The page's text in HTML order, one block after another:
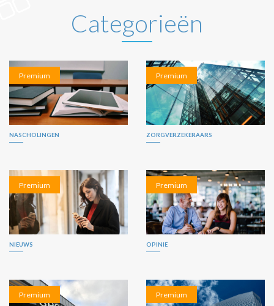
Categorieën
Premium
NASCHOLINGEN
Premium
ZORGVERZEKERAARS
Premium
NIEUWS
Premium
OPINIE
Premium Premium